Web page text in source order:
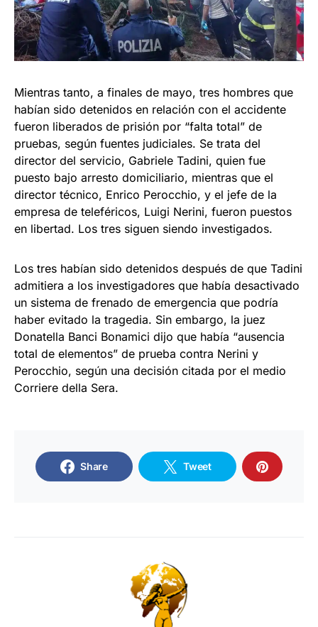
Mientras tanto, a finales de mayo, tres hombres que
habían sido detenidos en relación con el accidente
fueron liberados de prisión por “falta total” de
pruebas, según fuentes judiciales. Se trata del
director del servicio, Gabriele Tadini, quien fue
puesto bajo arresto domiciliario, mientras que el
director técnico, Enrico Perocchio, y el jefe de la
empresa de teleféricos, Luigi Nerini, fueron puestos
en libertad. Los tres siguen siendo investigados.
Los tres habían sido detenidos después de que Tadini
admitiera a los investigadores que había desactivado
un sistema de frenado de emergencia que podría
haber evitado la tragedia. Sin embargo, la juez
Donatella Banci Bonamici dijo que había “ausencia
total de elementos” de prueba contra Nerini y
Perocchio, según una decisión citada por el medio
Corriere della Sera.
Share Tweet